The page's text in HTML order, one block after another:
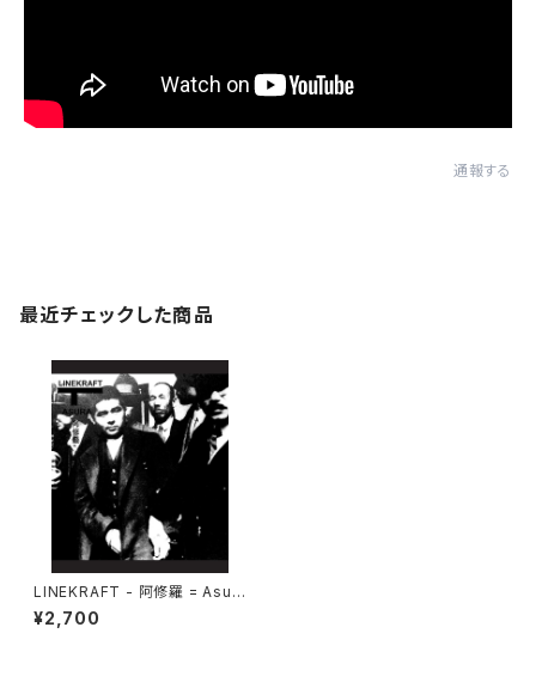
通報する
最近チェックした商品
LINEKRAFT - 阿修羅 = Asur
a (2021|2025) [CD]
¥2,700